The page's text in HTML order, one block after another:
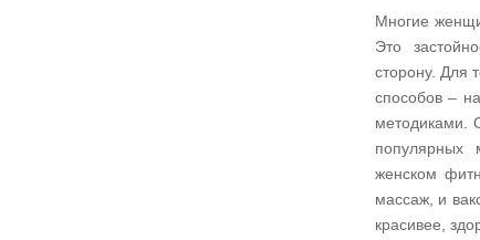
Многие
Это
сторону. Для
способов –
методиками.
популярных
женском
массаж, и
красивее,